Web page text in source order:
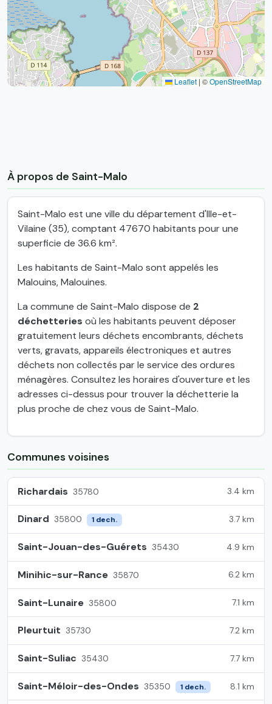
Leaflet | ©OpenStreetMap
À propos de Saint-Malo
Saint-Malo est une ville du département d'Ille-et-
Vilaine (35), comptant 47670 habitants pour une
superficie de 36.6 km².
Les habitants de Saint-Malo sont appelés les
Malouins, Malouines.
La commune de Saint-Malo dispose de 2
déchetteries où les habitants peuvent déposer
gratuitement leurs déchets encombrants, déchets
verts, gravats, appareils électroniques et autres
déchets non collectés par le service des ordures
ménagères. Consultez les horaires d'ouverture et les
adresses ci-dessus pour trouver la déchetterie la
plus proche de chez vous de Saint-Malo.
Communes voisines
Richardais 35780 3.4 km
Dinard 35800 1 dech. 3.7 km
Saint-Jouan-des-Guérets 35430 4.9 km
Minihic-sur-Rance 35870 6.2 km
Saint-Lunaire 35800 7.1 km
Pleurtuit 35730 7.2 km
Saint-Suliac 35430 7.7 km
Saint-Méloir-des-Ondes 35350 1 dech. 8.1 km